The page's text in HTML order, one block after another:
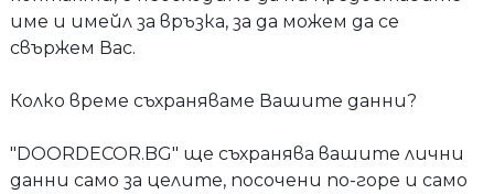
име и имейл за връзка, за да можем да се
свържем Вас.
Колко време съхраняваме Вашите данни?
"DOORDECOR.BG" ще съхранява вашите лични
данни само за целите, посочени по-горе и само